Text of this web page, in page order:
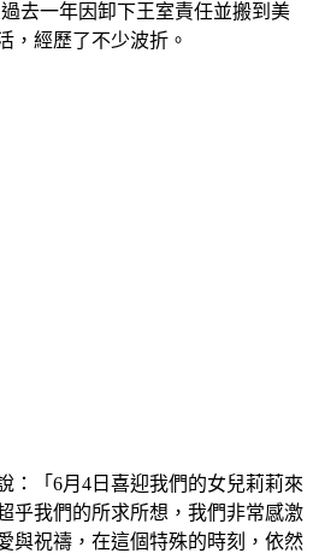
過去一年因卸下王室責任並搬到美
，經歷了不少波折。
：「6月4日喜迎我們的女兒莉莉來
乎我們的所求所想，我們非常感激
與祝禱，在這個特殊的時刻，依然